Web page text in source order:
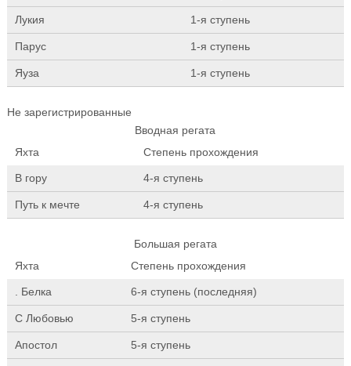
Лукия 1-я ступень
Парус 1-я ступень
Яуза 1-я ступень
Не зарегистрированные
Вводная регата
Яхта
Степень прохождения
В гору 4-я ступень
Путь к мечте 4-я ступень
Большая регата
Яхта
Степень прохождения
. Белка 6-я ступень (последняя)
C Любовью 5-я ступень
Апостол 5-я ступень